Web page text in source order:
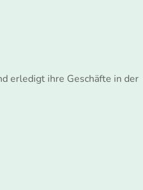
erledigt ihre Geschäfte in der